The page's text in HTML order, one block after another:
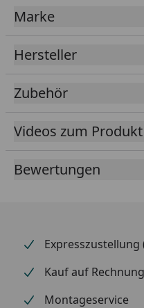
Leistung:
Maße ( Höhe x
Leistung in Watt*:
*nach EN 442 (75/65/
Farbe:
Beschichtung:
Marke
Hersteller
Zubehör
Videos zum Produkt
Bewertungen
Expresszustellung
Kauf auf
Montageservice